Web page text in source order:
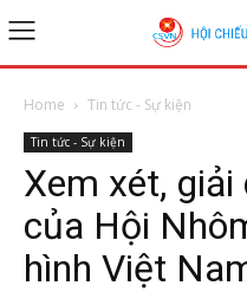
Home Tin tức - Sự kiện
Tin tức - Sự kiện
Xem xét,
của Hội
hình Việt